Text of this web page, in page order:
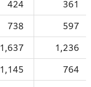
424 361
738 597
1,637 1,236
1,145 764